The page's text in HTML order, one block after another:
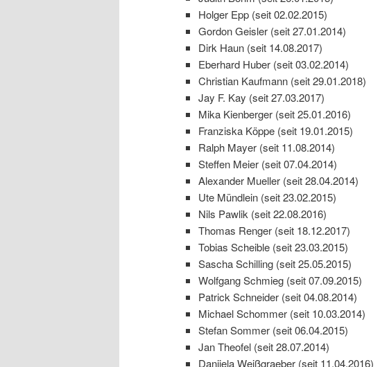
Holger Epp (seit 02.02.2015)
Gordon Geisler (seit 27.01.2014)
Dirk Haun (seit 14.08.2017)
Eberhard Huber (seit 03.02.2014)
Christian Kaufmann (seit 29.01.2018)
Jay F. Kay (seit 27.03.2017)
Mika Kienberger (seit 25.01.2016)
Franziska Köppe (seit 19.01.2015)
Ralph Mayer (seit 11.08.2014)
Steffen Meier (seit 07.04.2014)
Alexander Mueller (seit 28.04.2014)
Ute Mündlein (seit 23.02.2015)
Nils Pawlik (seit 22.08.2016)
Thomas Renger (seit 18.12.2017)
Tobias Scheible (seit 23.03.2015)
Sascha Schilling (seit 25.05.2015)
Wolfgang Schmieg (seit 07.09.2015)
Patrick Schneider (seit 04.08.2014)
Michael Schommer (seit 10.03.2014)
Stefan Sommer (seit 06.04.2015)
Jan Theofel (seit 28.07.2014)
Danijela Weißgraeber (seit 11.04.2016)